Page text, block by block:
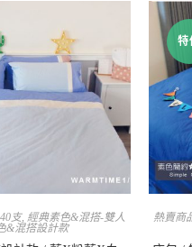
支, 經典素色&混搭-雙人
&混搭設計款
特
熱賣商